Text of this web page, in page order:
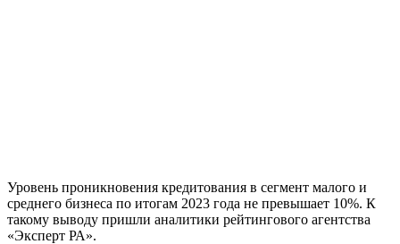
Уровень проникновения кредитования в сегмент малого и
среднего бизнеса по итогам 2023 года не превышает 10%. К
такому выводу пришли аналитики рейтингового агентства
«Эксперт РА».